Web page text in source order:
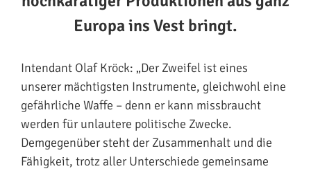
Europa ins Vest bringt.
Intendant Olaf Kröck: „Der Zweifel ist eines
unserer mächtigsten Instrumente, gleichwohl eine
gefährliche Waffe – denn er kann missbraucht
werden für unlautere politische Zwecke.
Demgegenüber steht der Zusammenhalt und die
Fähigkeit, trotz aller Unterschiede gemeinsame